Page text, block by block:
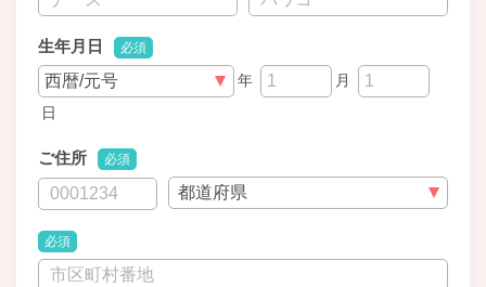
生年月日 必須
年
月
日
ご住所 必須
必須